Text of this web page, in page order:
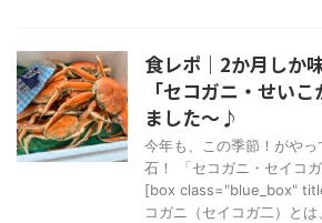
食レポ｜2か月しか
「セコガニ・せい
ました～♪
今年も、この季節！がや
石！ 「セコガニ・セイコ
[box class="blue_box"
コガニ（セイコガ二）とは